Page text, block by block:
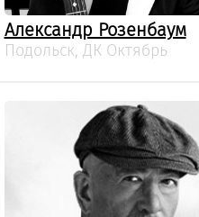
Александр Розенбаум
Подольск, ДК Октябрь